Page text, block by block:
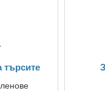
търсите